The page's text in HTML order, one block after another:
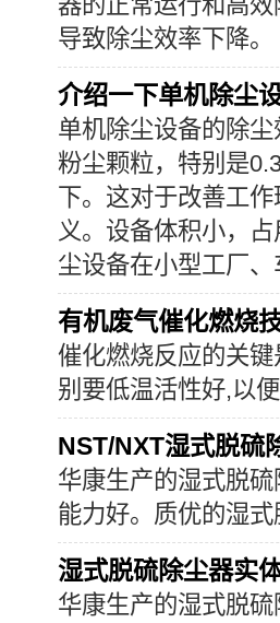
导致除尘效率下降。
介绍一下单机除尘
单机除尘设备的除尘
粉尘颗粒，特别是
下。这对于改善工
义。设备体积小，
尘设备在小型工厂
有机废气催化燃烧
催化燃烧反应的关
别要低温活性好,以
NST/NXT湿式脱硫
华康生产的湿式脱
能力好。质优的湿
湿式脱硫除尘器实
华康生产的湿式脱